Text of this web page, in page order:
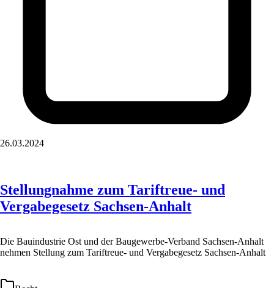
26.03.2024
Stellungnahme zum Tariftreue- und
Vergabegesetz Sachsen-Anhalt
Die Bauindustrie Ost und der Baugewerbe-Verband Sachsen-Anhalt
nehmen Stellung zum Tariftreue- und Vergabegesetz Sachsen-Anhalt